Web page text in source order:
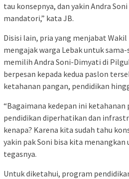
tau konsepnya, dan yakin Andra
mandatori,” kata JB.
Disisi lain, pria yang menjabat
mengajak warga Lebak untuk
memilih Andra Soni-Dimyati di
berpesan kepada kedua paslon
ketahanan pangan, pendidikan
“Bagaimana kedepan ini
pendidikan diperhatikan dan
kenapa? Karena kita sudah tahu
yakin pak Soni bisa kita menangkan
tegasnya.
Untuk diketahui, program